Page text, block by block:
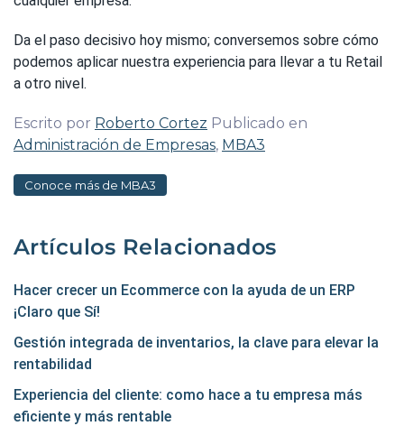
Da el paso decisivo hoy mismo; conversemos sobre cómo
podemos aplicar nuestra experiencia para llevar a tu Retail
a otro nivel.
Escrito por Roberto Cortez Publicado en
Administración de Empresas, MBA3
Conoce más de MBA3
Artículos Relacionados
Hacer crecer un Ecommerce con la ayuda de un ERP
¡Claro que Sí!
Gestión integrada de inventarios, la clave para elevar la
rentabilidad
Experiencia del cliente: como hace a tu empresa más
eficiente y más rentable